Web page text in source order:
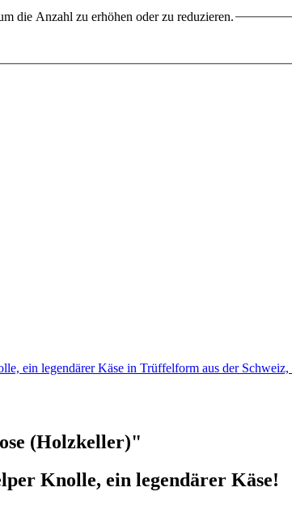
die Anzahl zu erhöhen oder zu reduzieren.
ein legendärer Käse in Trüffelform aus der
(Holzkeller)"
Knolle, ein legendärer Käse!